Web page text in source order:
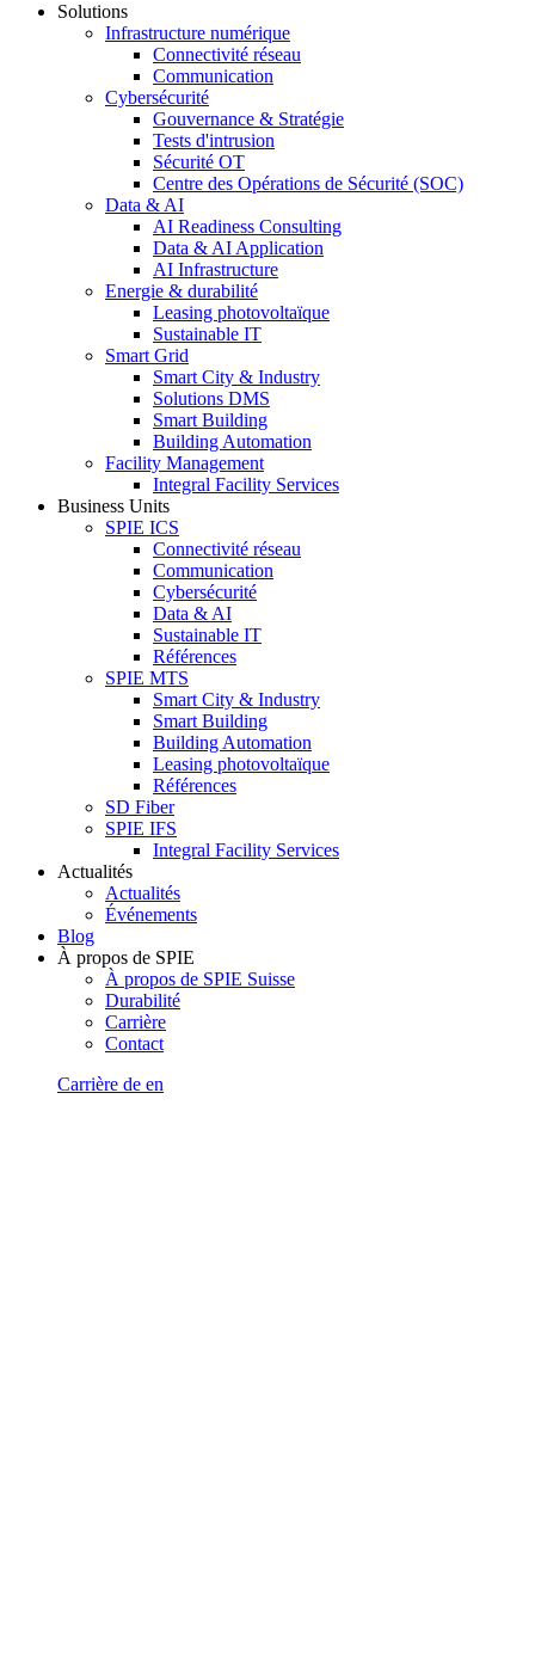
Solutions
Infrastructure numérique
Connectivité réseau
Communication
Cybersécurité
Gouvernance & Stratégie
Tests d'intrusion
Sécurité OT
Centre des Opérations de Sécurité (SOC)
Data & AI
AI Readiness Consulting
Data & AI Application
AI Infrastructure
Energie & durabilité
Leasing photovoltaïque
Sustainable IT
Smart Grid
Smart City & Industry
Solutions DMS
Smart Building
Building Automation
Facility Management
Integral Facility Services
Business Units
SPIE ICS
Connectivité réseau
Communication
Cybersécurité
Data & AI
Sustainable IT
Références
SPIE MTS
Smart City & Industry
Smart Building
Building Automation
Leasing photovoltaïque
Références
SD Fiber
SPIE IFS
Integral Facility Services
Actualités
Actualités
Événements
Blog
À propos de SPIE
À propos de SPIE Suisse
Durabilité
Carrière
Contact
Carrière de en